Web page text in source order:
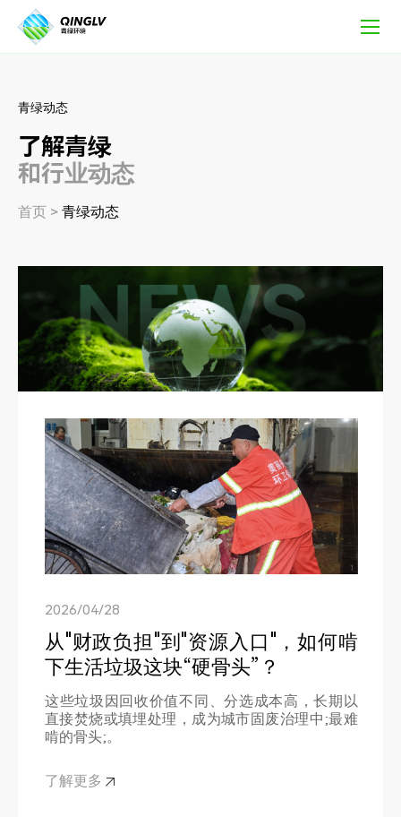
报
青绿动态
了解青绿
和行业动态
首页 > 青绿动态
2026/08/04
出货海外！青绿方案定义东南亚固
随着全球循环经济发展加速以及绿色供应链建设
持续推进，海外市场对固废资源化处理能力提出
四千海拔绿色工程｜青绿环境一站
式固废分选整套方案进入投产倒计
时
2026/04/28
从"财政负担"到"资源入口"，如何啃
下生活垃圾这块“硬骨头”？
这些垃圾因回收价值不同、分选成本高，长期以
直接焚烧或填埋处理，成为城市固废治理中;最难
啃的骨头;。
了解更多